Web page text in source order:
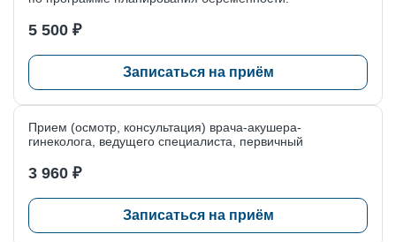
5 500 ₽
Записаться на приём
Прием (осмотр, консультация) врача-акушера-
гинеколога, ведущего специалиста, первичный
3 960 ₽
Записаться на приём